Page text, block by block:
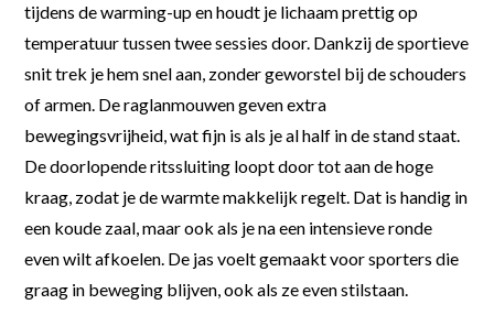
tijdens de warming-up en houdt je lichaam prettig op
temperatuur tussen twee sessies door. Dankzij de sportieve
snit trek je hem snel aan, zonder geworstel bij de schouders
of armen. De raglanmouwen geven extra
bewegingsvrijheid, wat fijn is als je al half in de stand staat.
De doorlopende ritssluiting loopt door tot aan de hoge
kraag, zodat je de warmte makkelijk regelt. Dat is handig in
een koude zaal, maar ook als je na een intensieve ronde
even wilt afkoelen. De jas voelt gemaakt voor sporters die
graag in beweging blijven, ook als ze even stilstaan.